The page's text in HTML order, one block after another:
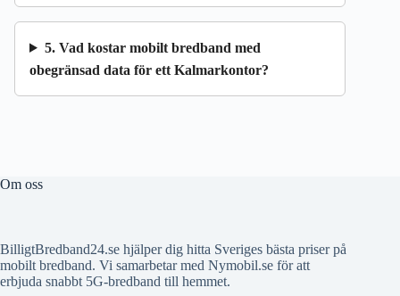
5. Vad kostar mobilt bredband med
obegränsad data för ett Kalmarkontor?
Om oss
BilligtBredband24.se hjälper dig hitta Sveriges bästa priser på
mobilt bredband. Vi samarbetar med Nymobil.se för att
erbjuda snabbt 5G-bredband till hemmet.